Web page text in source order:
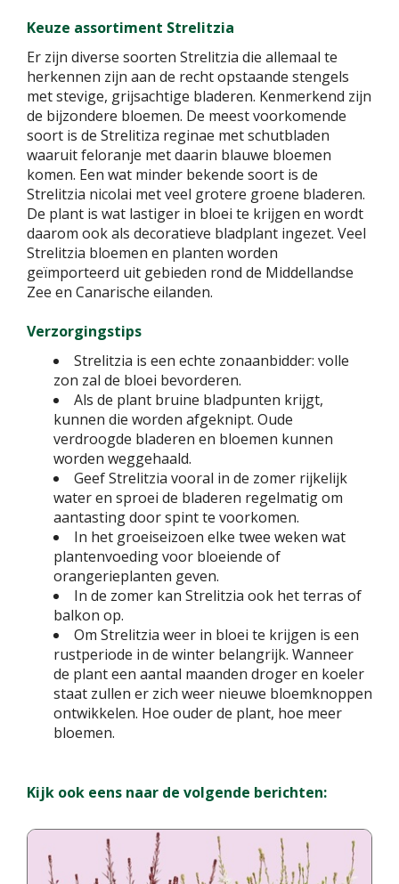
Keuze assortiment Strelitzia
Er zijn diverse soorten Strelitzia die allemaal te
herkennen zijn aan de recht opstaande stengels
met stevige, grijsachtige bladeren. Kenmerkend zijn
de bijzondere bloemen. De meest voorkomende
soort is de Strelitiza reginae met schutbladen
waaruit feloranje met daarin blauwe bloemen
komen. Een wat minder bekende soort is de
Strelitzia nicolai met veel grotere groene bladeren.
De plant is wat lastiger in bloei te krijgen en wordt
daarom ook als decoratieve bladplant ingezet. Veel
Strelitzia bloemen en planten worden
geïmporteerd uit gebieden rond de Middellandse
Zee en Canarische eilanden.
Verzorgingstips
Strelitzia is een echte zonaanbidder: volle
zon zal de bloei bevorderen.
Als de plant bruine bladpunten krijgt,
kunnen die worden afgeknipt. Oude
verdroogde bladeren en bloemen kunnen
worden weggehaald.
Geef Strelitzia vooral in de zomer rijkelijk
water en sproei de bladeren regelmatig om
aantasting door spint te voorkomen.
In het groeiseizoen elke twee weken wat
plantenvoeding voor bloeiende of
orangerieplanten geven.
In de zomer kan Strelitzia ook het terras of
balkon op.
Om Strelitzia weer in bloei te krijgen is een
rustperiode in de winter belangrijk. Wanneer
de plant een aantal maanden droger en koeler
staat zullen er zich weer nieuwe bloemknoppen
ontwikkelen. Hoe ouder de plant, hoe meer
bloemen.
Kijk ook eens naar de volgende berichten: